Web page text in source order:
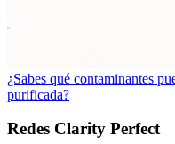
¿Sabes qué contaminantes
purificada?
Redes Clarity Perfect